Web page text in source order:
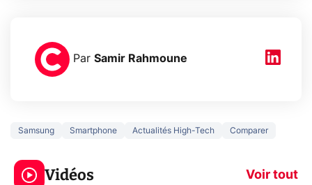
Par Samir Rahmoune
Samsung Smartphone Actualités High-Tech Comparer
Vidéos Voir tout
5 générations de
jeux dans la
prochaine Xbox !
Ce que vous
navigation